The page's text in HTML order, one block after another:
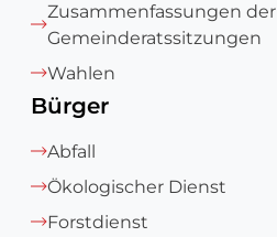
Zusammenfassungen der
Gemeinderatssitzungen
Wahlen
Bürger
Abfall
Ökologischer Dienst
Forstdienst